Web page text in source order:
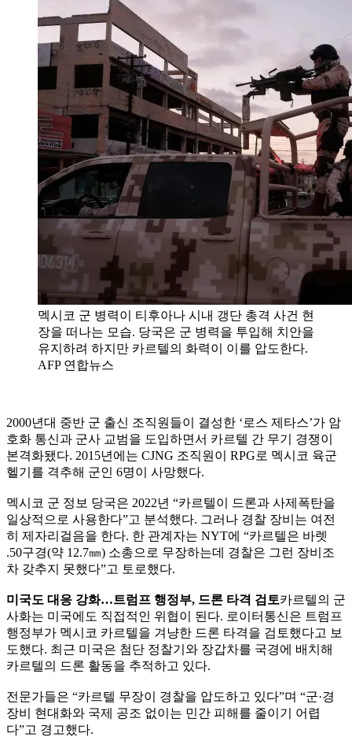
멕시코 군 병력이 티후아나 시내 갱단 총격 사건 현
장을 떠나는 모습. 당국은 군 병력을 투입해 치안을
유지하려 하지만 카르텔의 화력이 이를 압도한다.
AFP 연합뉴스
2000년대 중반 군 출신 조직원들이 결성한 ‘로스 제타스’가 암
호화 통신과 군사 교범을 도입하면서 카르텔 간 무기 경쟁이
본격화됐다. 2015년에는 CJNG 조직원이 RPG로 멕시코 육군
헬기를 격추해 군인 6명이 사망했다.
멕시코 군 정보 당국은 2022년 “카르텔이 드론과 사제폭탄을
일상적으로 사용한다”고 분석했다. 그러나 경찰 장비는 여전
히 제자리걸음을 한다. 한 관계자는 NYT에 “카르텔은 바렛
.50구경(약 12.7㎜) 소총으로 무장하는데 경찰은 그런 장비조
차 갖추지 못했다”고 토로했다.
미국도 대응 강화…트럼프 행정부, 드론 타격 검토카르텔의 군
사화는 미국에도 직접적인 위협이 된다. 로이터통신은 트럼프
행정부가 멕시코 카르텔을 겨냥한 드론 타격을 검토했다고 보
도했다. 최근 미국은 첨단 정찰기와 장갑차를 국경에 배치해
카르텔의 드론 활동을 추적하고 있다.
전문가들은 “카르텔 무장이 경찰을 압도하고 있다”며 “군·경
장비 현대화와 국제 공조 없이는 민간 피해를 줄이기 어렵
다”고 경고했다.